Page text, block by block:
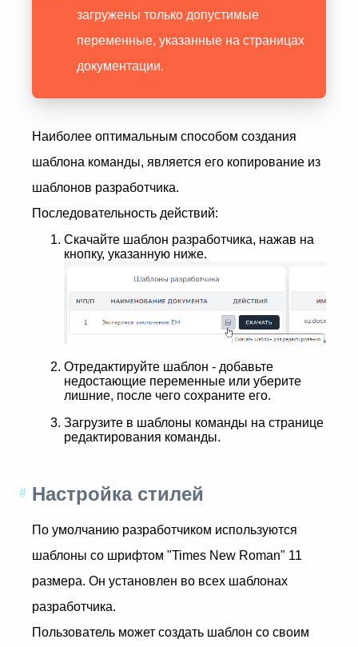
загружены только допустимые
переменные, указанные на страницах
документации.
Наиболее оптимальным способом создания
шаблона команды, является его копирование из
шаблонов разработчика.
Последовательность действий:
Скачайте шаблон разработчика, нажав на
кнопку, указанную ниже.
Отредактируйте шаблон - добавьте
недостающие переменные или уберите
лишние, после чего сохраните его.
Загрузите в шаблоны команды на странице
редактирования команды.
Настройка стилей
По умолчанию разработчиком используются
шаблоны со шрифтом "Times New Roman" 11
размера. Он установлен во всех шаблонах
разработчика.
Пользователь может создать шаблон со своим